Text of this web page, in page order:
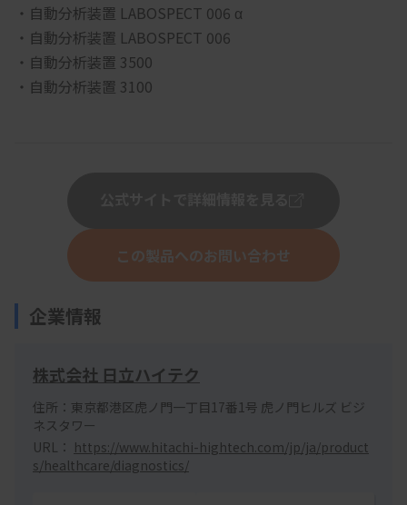
・自動分析装置 LABOSPECT 006 α
・自動分析装置 LABOSPECT 006
・自動分析装置 3500
・自動分析装置 3100
この製品へのお問い合わせ
企業情報
株式会社 日立ハイテク
住所：東京都港区虎ノ門一丁目17番1号 虎ノ門ヒルズ ビジ
ネスタワー
URL： https://www.hitachi-hightech.com/jp/ja/product
s/healthcare/diagnostics/